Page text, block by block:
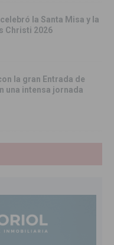
la Santa Misa y la
Christi 2026
la gran Entrada de
una intensa jornada